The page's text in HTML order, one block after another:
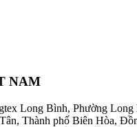
NAM
Long Bình, Phường
Thành phố Biên Hòa,